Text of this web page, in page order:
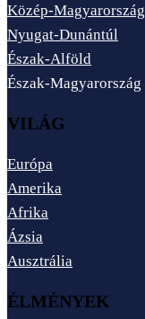
Közép-Magyarország
Nyugat-Dunántúl
Észak-Alföld
Észak-Magyarország
VILÁG
Európa
Amerika
Afrika
Ázsia
Ausztrália
ÉLMÉNYEK